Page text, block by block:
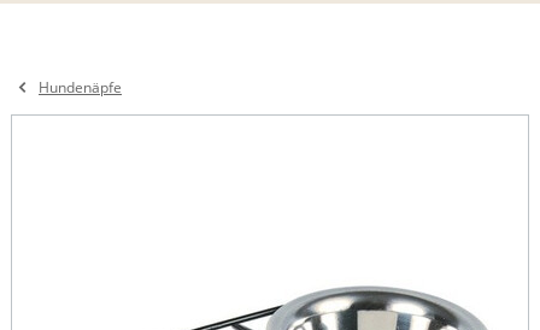
Hundenäpfe